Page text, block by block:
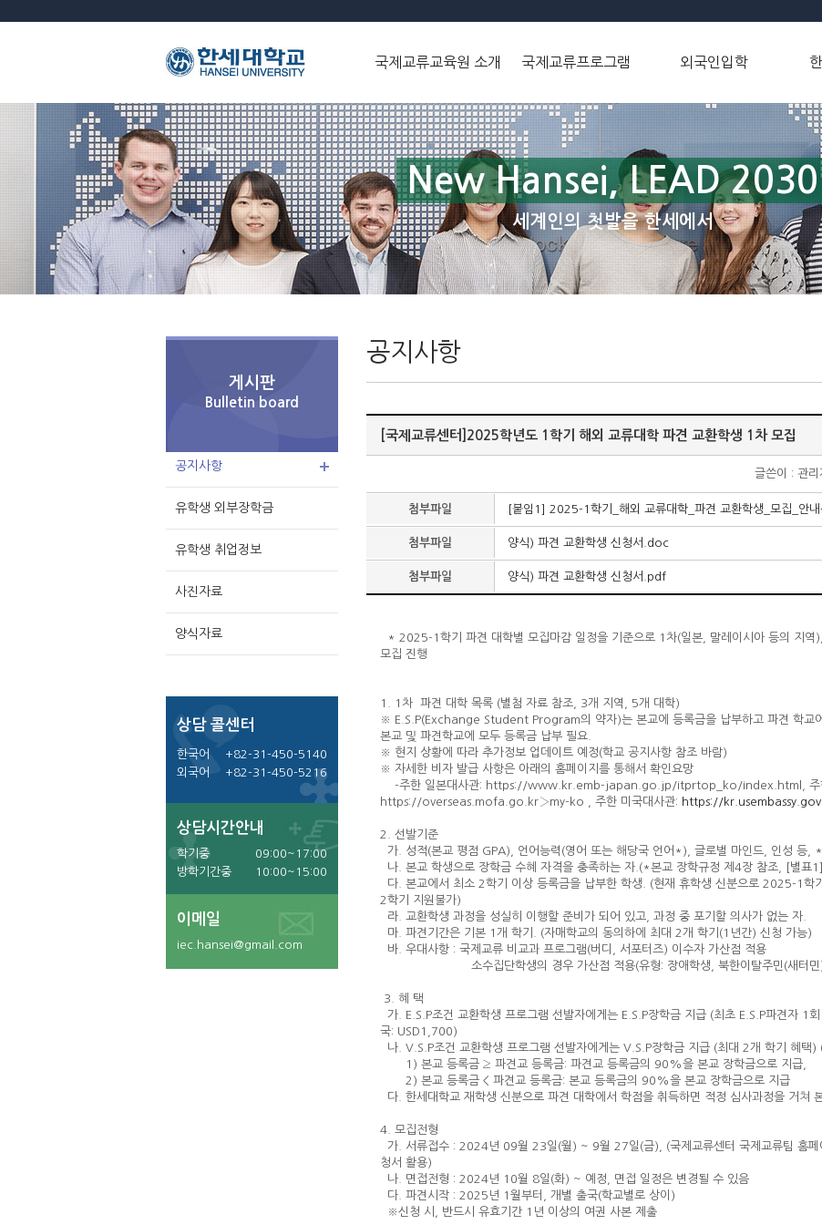
국제교류교육원 소개 국제교류프로그램 외국인입학
New Hansei, LEAD 2030
세계인의 첫발을 한세에서
게시판
Bulletin board
공지사항
유학생 외부장학금
유학생 취업정보
사진자료
양식자료
상담 콜센터
한국어
+82-31-450-5140
외국어
+82-31-450-5216
상담시간안내
학기중
09:00~17:00
방학기간중
10:00~15:00
이메일
iec.hansei@gmail.com
공지사항
[국제교류센터]2025학년도 1학기 해외 교류대학 파견 교환학생 1차 모집
글쓴이 : 관리
첨부파일 [붙임1] 2025-1학기_해외 교류대학_파견 교환학생_모집_안
첨부파일 양식) 파견 교환학생 신청서.doc
첨부파일 양식) 파견 교환학생 신청서.pdf
* 2025-1학기 파견 대학별 모집마감 일정을 기준으로 1차(일본, 말레이시아 등의 지역
모집 진행
1. 1차 파견 대학 목록 (별첨 자료 참조, 3개 지역, 5개 대학)
※ E.S.P(Exchange Student Program의 약자)는 본교에 등록금을 납부하고 파견 학교
본교 및 파견학교에 모두 등록금 납부 필요.
※ 현지 상황에 따라 추가정보 업데이트 예정(학교 공지사항 참조 바람)
※ 자세한 비자 발급 사항은 아래의 홈페이지를 통해서 확인요망
-주한 일본대사관: https://www.kr.emb-japan.go.jp/itprtop_ko/index.html, 주한
https://overseas.mofa.go.kr›my-ko , 주한 미국대사관: https://
2. 선발기준
가. 성적(본교 평점 GPA), 언어능력(영어 또는 해당국 언어*), 글로벌 마인드, 인성 등,
나. 본교 학생으로 장학금 수혜 자격을 충족하는 자.(*본교 장학규정 제4장 참조, [별표
다. 본교에서 최소 2학기 이상 등록금을 납부한 학생. (현재 휴학생 신분으로 2025-1학
2학기 지원불가)
라. 교환학생 과정을 성실히 이행할 준비가 되어 있고, 과정 중 포기할 의사가 없는 자.
마. 파견기간은 기본 1개 학기. (자매학교의 동의하에 최대 2개 학기(1년간) 신청 가능)
바. 우대사항 : 국제교류 비교과 프로그램(버디, 서포터즈) 이수자 가산점 적용
소수집단학생의 경우 가산점 적용(유형: 장애학생, 북한이탈주민(새터민),
3. 혜 택
가. E.S.P조건 교환학생 프로그램 선발자에게는 E.S.P장학금 지급 (최초 E.S.P파견자 1
국: USD1,700)
나. V.S.P조건 교환학생 프로그램 선발자에게는 V.S.P장학금 지급 (최대 2개 학기 혜택
1) 본교 등록금 ≥ 파견교 등록금: 파견교 등록금의 90%을 본교 장학금으로 지급,
2) 본교 등록금 < 파견교 등록금: 본교 등록금의 90%을 본교 장학금으로 지급
다. 한세대학교 재학생 신분으로 파견 대학에서 학점을 취득하면 적정 심사과정을 거쳐
4. 모집전형
가. 서류접수 : 2024년 09월 23일(월) ~ 9월 27일(금), (국제교류센터 국제교류팀 홈페
청서 활용)
나. 면접전형 : 2024년 10월 8일(화) ~ 예정, 면접 일정은 변경될 수 있음
다. 파견시작 : 2025년 1월부터, 개별 출국(학교별로 상이)
※신청 시, 반드시 유효기간 1년 이상의 여권 사본 제출